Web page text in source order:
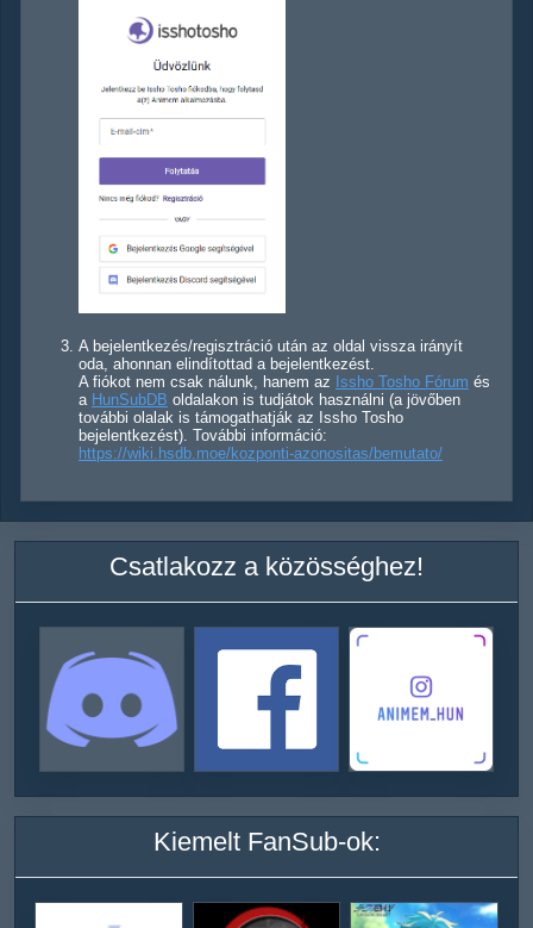
A bejelentkezés/regisztráció után az oldal vissza irányít
oda, ahonnan elindítottad a bejelentkezést.
A fiókot nem csak nálunk, hanem az Issho Tosho Fórum és
a HunSubDB oldalakon is tudjátok használni (a jövőben
további olalak is támogathatják az Issho Tosho
bejelentkezést). További információ:
https://wiki.hsdb.moe/kozponti-azonositas/bemutato/
Csatlakozz a közösséghez!
Kiemelt FanSub-ok: